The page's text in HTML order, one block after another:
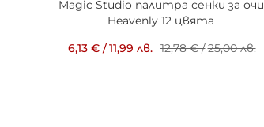
Magic Studio палитра сенки за очи
Heavenly 12 цвята
6,13 €/11,99 лв. 12,78 €/25,00 лв.